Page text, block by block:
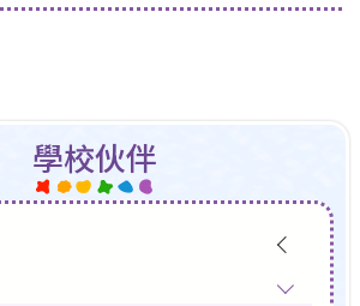
學校伙伴